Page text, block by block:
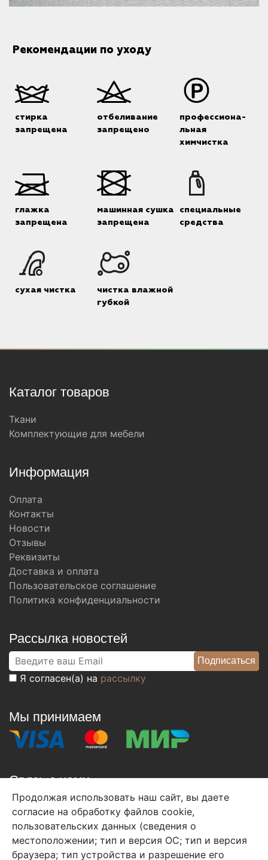
Рекомендации по уходу
стирка
запрещена
отбеливание
запрещено
профессиона-
льная
химчистка
глажка
запрещена
машинная сушка
запрещена
специальные
средства
сухая чистка
чистка влажной
губкой
Каталог товаров
Ткани
Комплектующие для мебели
Информация
Оплата
Контакты
Новости
Отзывы
Реквизиты
Доставка и оплата
Пользовательское соглашение
Политика конфиденциальности
Рассылка новостей
Я согласен(а) на рассылку
Мы принимаем
Связь с нами
+7 (495) 933-38-08
info@arben-textile.ru- оптовые продажи
Продолжая использовать наш сайт, вы даете
согласие на обработку файлов cookie,
пользовательских данных (сведения о
местоположении; тип и версия ОС; тип и версия
браузера; тип устройства и разрешение его